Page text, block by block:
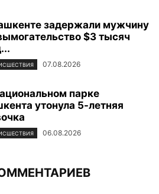
задержали мужчину
$3 тысяч
07.08.2026
парке
утонула 5-летняя
06.08.2026